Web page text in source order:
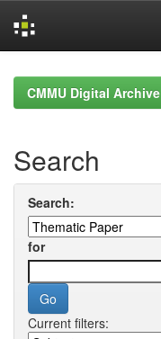
navigationCMMU Digital Archive
Search
Search:
for
Current filters: